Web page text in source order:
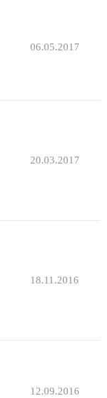
06.05.2017
20.03.2017
18.11.2016
12.09.2016